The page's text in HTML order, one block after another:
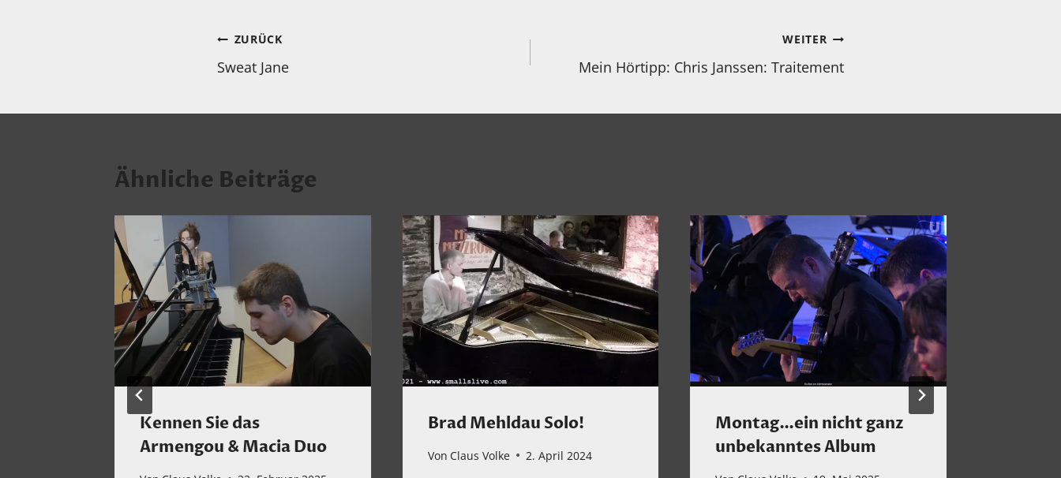
Beitragsnavigation
ZURÜCK
Sweat Jane
WEITER
Mein Hörtipp: Chris Janssen: Traitement
Ähnliche Beiträge
Kennen Sie das
Armengou & Macia Duo
Brad Mehldau Solo!
Von Claus Volke 2. April 2024
Montag…ein nicht ganz
unbekanntes Album